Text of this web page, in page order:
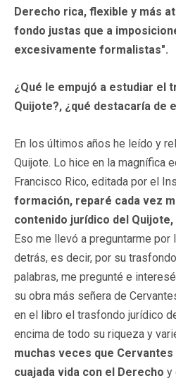
Derecho rica, flexible y más
fondo justas que a
excesivamente formalistas".
¿Qué le empujó a estudiar el
Quijote?, ¿qué destacaría de
En los últimos años he leído y
Quijote. Lo hice en la magnífica
Francisco Rico, editada por el
formación, reparé cada vez
contenido jurídico del
Eso me llevó a preguntarme por
detrás, es decir, por su
palabras, me pregunté e
su obra más señera de
en el libro el trasfondo jurídico
encima de todo su riqueza y
muchas veces que
cuajada vida con el Derecho y